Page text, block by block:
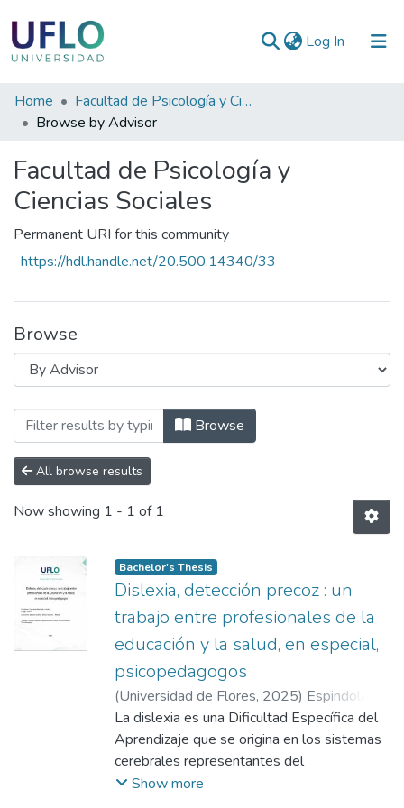
Log In (current)
Communities
&
All of RIUFLO
Home
Facultad de Psicología y Ciencias Sociales
Browse by Advisor
Facultad de Psicología y
Ciencias Sociales
Permanent URI for this community
https://hdl.handle.net/20.500.14340/33
Browse
Browsing Facultad de Psicología y
Browse
All browse results
Now showing 1 - 1 of 1
Bachelor's Thesis
Dislexia, detección precoz : un
trabajo entre profesionales de la
educación y la salud, en especial,
psicopedagogos
(Universidad de Flores, 2025) Espindola
Machado, Camila; Bálsamo Estévez, María
Gabriela
La dislexia es una Dificultad Específica del
Aprendizaje que se origina en los sistemas
cerebrales representantes del
procesamiento fonológico, afectando el
Show more